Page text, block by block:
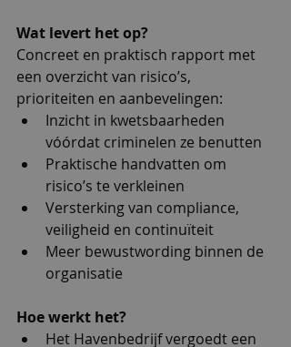
Wat levert het op?
Concreet en praktisch rapport met
een overzicht van risico’s,
prioriteiten en aanbevelingen:
Inzicht in kwetsbaarheden
vóórdat criminelen ze benutten
Praktische handvatten om
risico’s te verkleinen
Versterking van compliance,
veiligheid en continuïteit
Meer bewustwording binnen de
organisatie
Hoe werkt het?
Het Havenbedrijf vergoedt een